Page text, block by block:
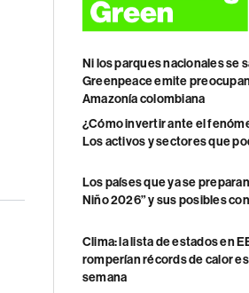
Ni los parques nacionales se
Greenpeace emite
Amazonía colombiana
¿Cómo invertir ante el
Los activos y sectores que
Los países que ya se
Niño 2026” y sus posibles
Clima: la lista de estados en
romperían récords de calor
semana